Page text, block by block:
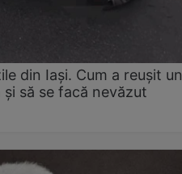
din Iași. Cum a reușit un
să se facă nevăzut